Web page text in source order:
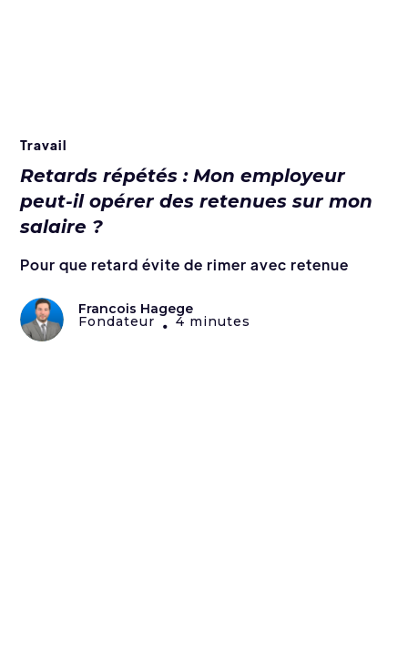
Travail
Retards répétés : Mon employeur
peut-il opérer des retenues sur mon
salaire ?
Pour que retard évite de rimer avec retenue
Francois Hagege
Fondateur • 4 minutes